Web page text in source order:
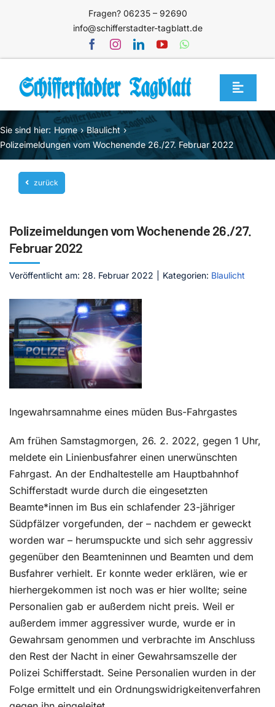
Fragen? 06235 – 92690
info@schifferstadter-tagblatt.de
Toggle
Home
Themen
Blog
Unternehmen
Mediathek
Jetzt abonnieren
Sie sind hier: Home
Blaulicht
Polizeimeldungen vom Wochenende 26./27. Februar 2022
zurück
Polizeimeldungen vom Wochenende 26./27.
Februar 2022
Veröffentlicht am: 28. Februar 2022 Kategorien: Blaulicht
Ingewahrsamnahme eines müden Bus-Fahrgastes
Am frühen Samstagmorgen, 26. 2. 2022, gegen 1 Uhr,
meldete ein Linienbusfahrer einen unerwünschten
Fahrgast. An der Endhaltestelle am Hauptbahnhof
Schifferstadt wurde durch die eingesetzten
Beamte*innen im Bus ein schlafender 23-jähriger
Südpfälzer vorgefunden, der – nachdem er geweckt
worden war – herumspuckte und sich sehr aggressiv
gegenüber den Beamteninnen und Beamten und dem
Busfahrer verhielt. Er konnte weder erklären, wie er
hierhergekommen ist noch was er hier wollte; seine
Personalien gab er außerdem nicht preis. Weil er
außerdem immer aggressiver wurde, wurde er in
Gewahrsam genommen und verbrachte im Anschluss
den Rest der Nacht in einer Gewahrsamszelle der
Polizei Schifferstadt. Seine Personalien wurden in der
Folge ermittelt und ein Ordnungswidrigkeitenverfahren